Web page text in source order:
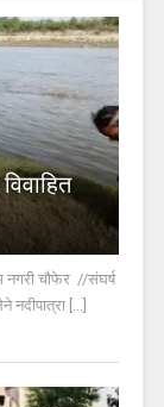
नगरी चौफेर //संघर्ष
नदीपात्रा [...]